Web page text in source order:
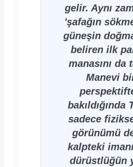
gelir. Aynı
'şafağın
güneşin
beliren ilk
manasını da
Manevi
bakıldığında
sadece
görünümü
kalpteki
dürüstlüğün